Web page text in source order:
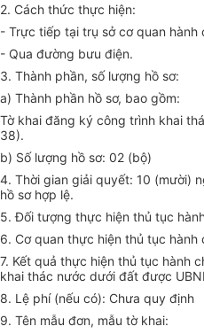
2. Cách thức thực hiện:
- Trực tiếp tại trụ sở cơ quan hành
- Qua đường bưu điện.
3. Thành phần, số lượng hồ sơ:
a) Thành phần hồ sơ, bao gồm:
Tờ khai đăng ký công trình khai
38).
b) Số lượng hồ sơ: 02 (bộ)
4. Thời gian giải quyết: 10 (mười)
hồ sơ hợp lệ.
5. Đối tượng thực hiện thủ tục
6. Cơ quan thực hiện thủ tục
7. Kết quả thực hiện thủ tục hành
khai thác nước dưới đất được
8. Lệ phí (nếu có): Chưa quy định
9. Tên mẫu đơn, mẫu tờ khai: